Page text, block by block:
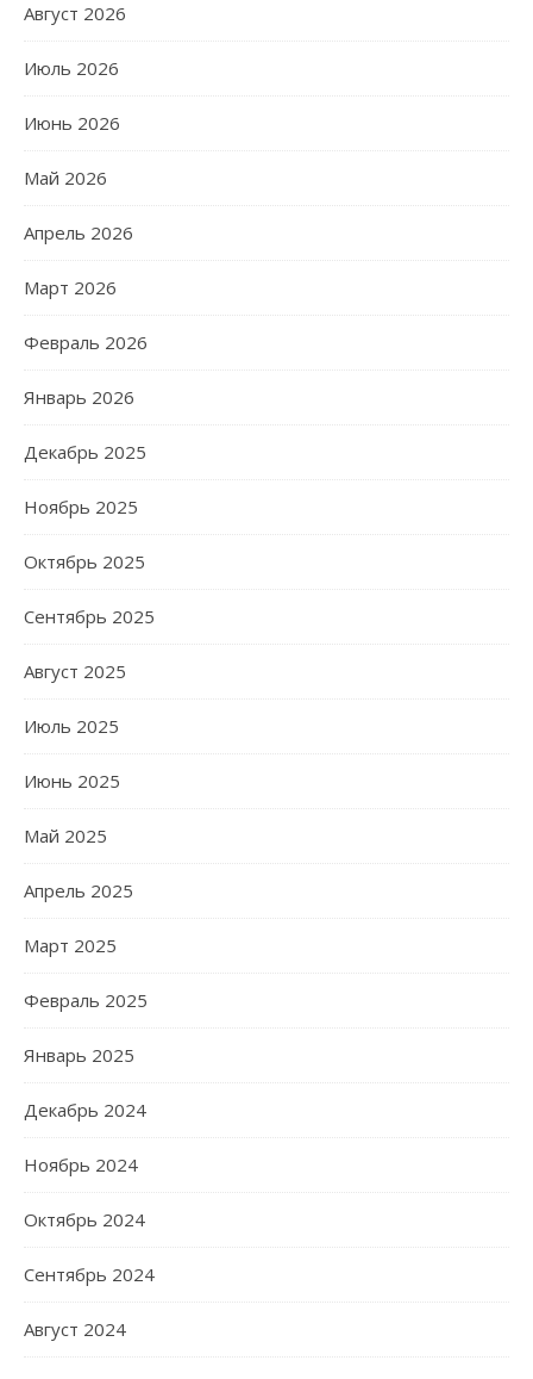
Август 2026
Июль 2026
Июнь 2026
Май 2026
Апрель 2026
Март 2026
Февраль 2026
Январь 2026
Декабрь 2025
Ноябрь 2025
Октябрь 2025
Сентябрь 2025
Август 2025
Июль 2025
Июнь 2025
Май 2025
Апрель 2025
Март 2025
Февраль 2025
Январь 2025
Декабрь 2024
Ноябрь 2024
Октябрь 2024
Сентябрь 2024
Август 2024